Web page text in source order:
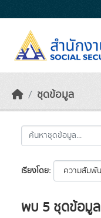
ชุดข้อมูล
เรียงโดย
พบ 5 ชุดข้อมูล